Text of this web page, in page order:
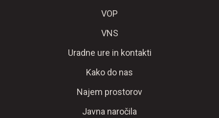
VOP
VNS
Uradne ure in kontakti
Kako do nas
Najem prostorov
Javna naročila